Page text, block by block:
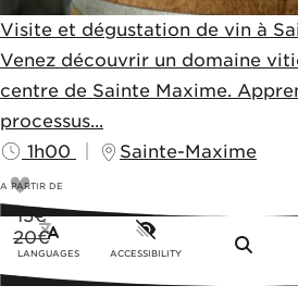
Visite et dégustation de vin à
Venez découvrir un domaine
centre de Sainte Maxime.
processus...
1h00
Sainte-Maxime
A PARTIR DE
15€
20€
LANGUAGES ACCESSIBILITY Menu